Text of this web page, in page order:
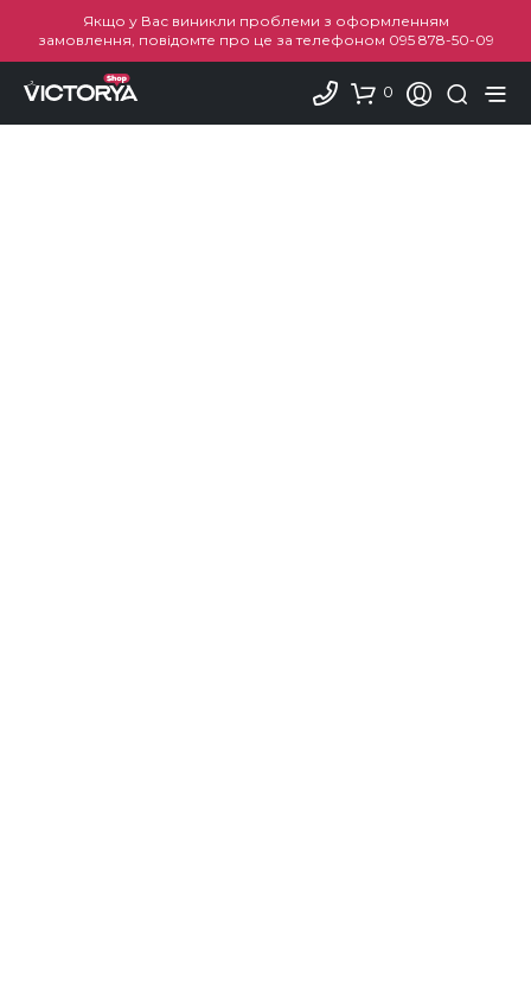
Якщо у Вас виникли проблеми з оформленням
замовлення, повідомте про це за телефоном 095 878-50-09
0